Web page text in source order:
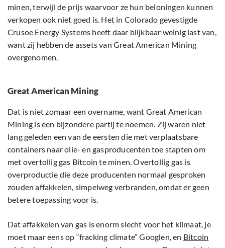
minen, terwijl de prijs waarvoor ze hun beloningen kunnen
verkopen ook niet goed is. Het in Colorado gevestigde
Crusoe Energy Systems heeft daar blijkbaar weinig last van,
want zij hebben de assets van Great American Mining
overgenomen.
Great American Mining
Dat is niet zomaar een overname, want Great American
Mining is een bijzondere partij te noemen. Zij waren niet
lang geleden een van de eersten die met verplaatsbare
containers naar olie- en gasproducenten toe stapten om
met overtollig gas Bitcoin te minen. Overtollig gas is
overproductie die deze producenten normaal gesproken
zouden affakkelen, simpelweg verbranden, omdat er geen
betere toepassing voor is.
Dat affakkelen van gas is enorm slecht voor het klimaat, je
moet maar eens op “fracking climate” Googlen, en Bitcoin